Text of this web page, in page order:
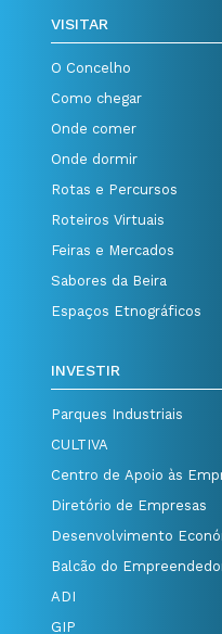
VISITAR
O Concelho
Como chegar
Onde comer
Onde dormir
Rotas e Percursos
Roteiros Virtuais
Feiras e Mercados
Sabores da Beira
Espaços Etnográficos
INVESTIR
Parques Industriais
CULTIVA
Centro de Apoio às
Diretório de Empresas
Desenvolvimento
Balcão do
ADI
GIP